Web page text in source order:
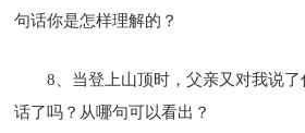
句话你是怎样理解的？
8、当登上山顶时，父亲又对我说
话了吗？从哪句可以看出？